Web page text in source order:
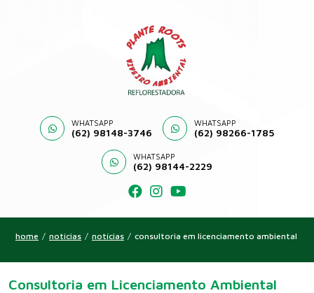
WHATSAPP
(62) 98148-3746
WHATSAPP
(62) 98266-1785
WHATSAPP
(62) 98144-2229
home / notícias / notícias / consultoria em licenciamento ambiental
Consultoria em Licenciamento Ambiental